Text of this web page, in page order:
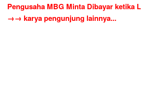
Pengusaha MBG Minta Dibayar ketika
→→ karya pengunjung lainnya...